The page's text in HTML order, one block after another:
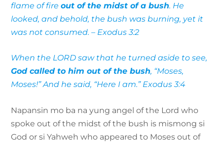
flame of fireout of the midst of a bush. He
looked, and behold, the bush was burning, yet it
was not consumed. – Exodus 3:2
When the LORD saw that he turned aside to see,
God called to him out of the bush, “Moses,
Moses!” And he said, “Here I am.” Exodus 3:4
Napansin mo ba na yung angel of the Lord who
spoke out of the midst of the bush is mismong si
God or si Yahweh who appeared to Moses out of